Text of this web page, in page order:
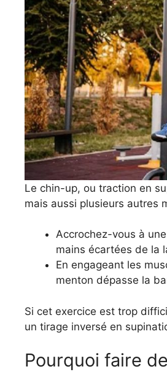
Le chin-up, ou traction en
mais aussi plusieurs autres
Accrochez-vous à
mains écartées de la
En engageant les
menton dépasse la
Si cet exercice est trop
un tirage inversé en
Pourquoi faire